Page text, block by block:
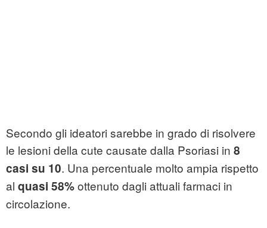
Secondo gli ideatori sarebbe in grado di risolvere
le lesioni della cute causate dalla Psoriasi in 8
casi su 10. Una percentuale molto ampia rispetto
al quasi 58%ottenuto dagli attuali farmaci in
circolazione.